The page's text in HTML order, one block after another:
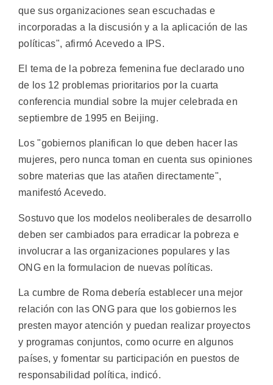
que sus organizaciones sean escuchadas e
incorporadas a la discusión y a la aplicación de las
políticas", afirmó Acevedo a IPS.
El tema de la pobreza femenina fue declarado uno
de los 12 problemas prioritarios por la cuarta
conferencia mundial sobre la mujer celebrada en
septiembre de 1995 en Beijing.
Los "gobiernos planifican lo que deben hacer las
mujeres, pero nunca toman en cuenta sus opiniones
sobre materias que las atañen directamente",
manifestó Acevedo.
Sostuvo que los modelos neoliberales de desarrollo
deben ser cambiados para erradicar la pobreza e
involucrar a las organizaciones populares y las
ONG en la formulacion de nuevas políticas.
La cumbre de Roma debería establecer una mejor
relación con las ONG para que los gobiernos les
presten mayor atención y puedan realizar proyectos
y programas conjuntos, como ocurre en algunos
países, y fomentar su participación en puestos de
responsabilidad política, indicó.